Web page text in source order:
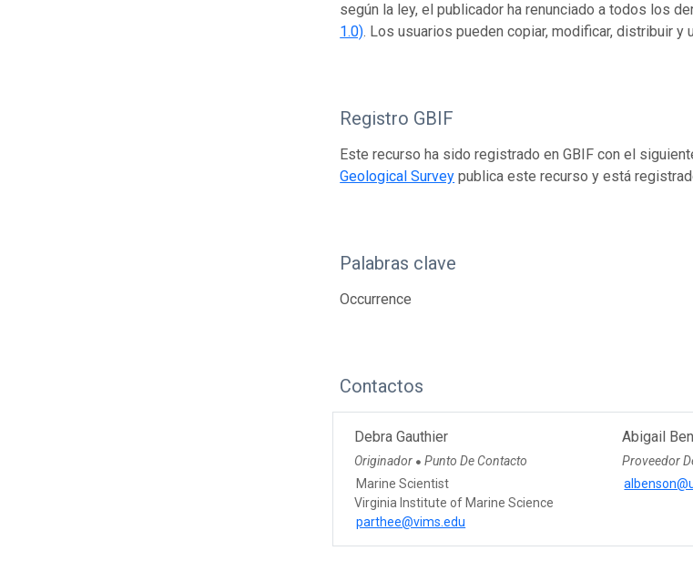
según la ley, el publicador ha renunciado a todos los
1.0). Los usuarios pueden copiar, modificar, distribuir
Registro GBIF
Este recurso ha sido registrado en GBIF con el
Geological Survey publica este recurso y está
Palabras clave
Occurrence
Contactos
Debra Gauthier
Originador ● Punto De Contacto
Marine Scientist
Virginia Institute of Marine Science
parthee@vims.edu
Abigail
Proveedor